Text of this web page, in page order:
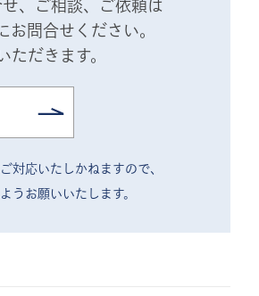
、ご相談、ご依頼は
お問合せください。
だきます。
対応いたしかねますので、
うお願いいたします。